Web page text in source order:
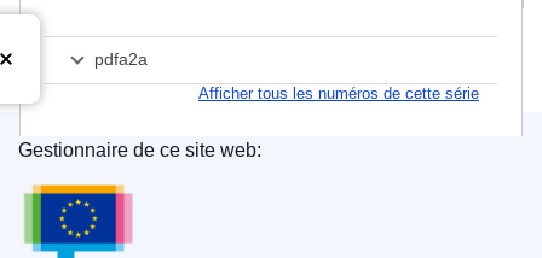
pdfa2a
Afficher tous les numéros de cette série
Office des publications de l’Union européenne
Gestionnaire de ce site web: